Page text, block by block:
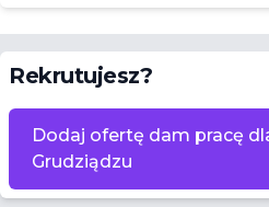
Rekrutujesz?
Dodaj ofertę dam pracę
Grudziądzu